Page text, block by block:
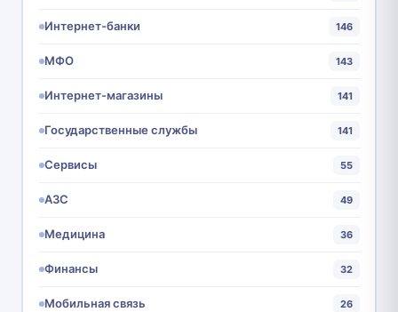
Интернет-банки 146
МФО 143
Интернет-магазины 141
Государственные службы 141
Сервисы 55
АЗС 49
Медицина 36
Финансы 32
Мобильная связь 26